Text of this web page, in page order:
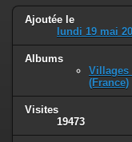
Ajoutée le
lundi 19 mai
Albums
Villages
(France)
Visites
19473